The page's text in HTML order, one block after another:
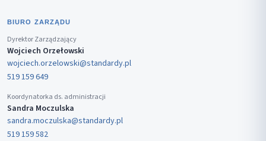
BIURO ZARZĄDU
Dyrektor Zarządzający
Wojciech Orzełowski
wojciech.orzelowski@standardy.pl
519 159 649
Koordynatorka ds. administracji
Sandra Moczulska
sandra.moczulska@standardy.pl
519 159 582